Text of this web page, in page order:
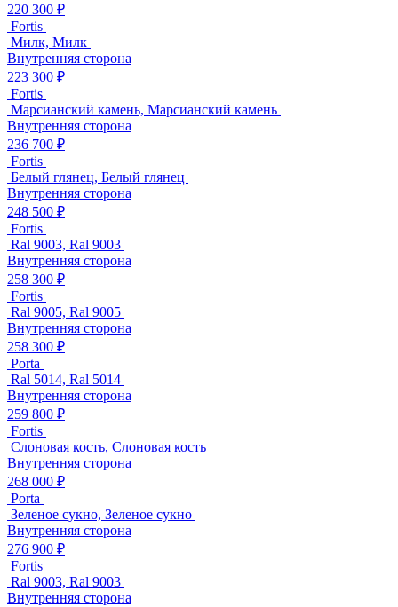
220 300 ₽
Fortis
Милк, Милк
Внутренняя сторона
223 300 ₽
Fortis
Марсианский камень, Марсианский камень
Внутренняя сторона
236 700 ₽
Fortis
Белый глянец, Белый глянец
Внутренняя сторона
248 500 ₽
Fortis
Ral 9003, Ral 9003
Внутренняя сторона
258 300 ₽
Fortis
Ral 9005, Ral 9005
Внутренняя сторона
258 300 ₽
Porta
Ral 5014, Ral 5014
Внутренняя сторона
259 800 ₽
Fortis
Слоновая кость, Слоновая кость
Внутренняя сторона
268 000 ₽
Porta
Зеленое сукно, Зеленое сукно
Внутренняя сторона
276 900 ₽
Fortis
Ral 9003, Ral 9003
Внутренняя сторона